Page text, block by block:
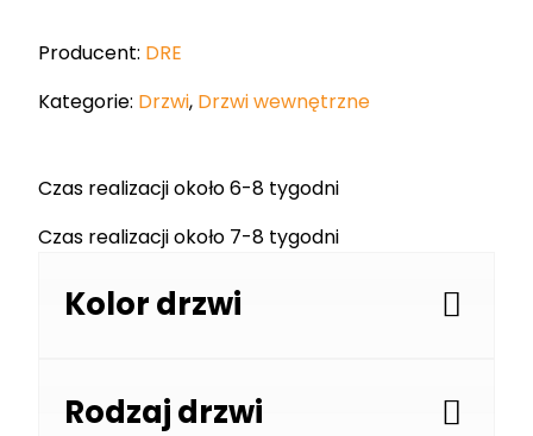
Producent: DRE
Kategorie: Drzwi, Drzwi wewnętrzne
Czas realizacji około 6-8 tygodni
Czas realizacji około 7-8 tygodni
Kolor drzwi
Rodzaj drzwi